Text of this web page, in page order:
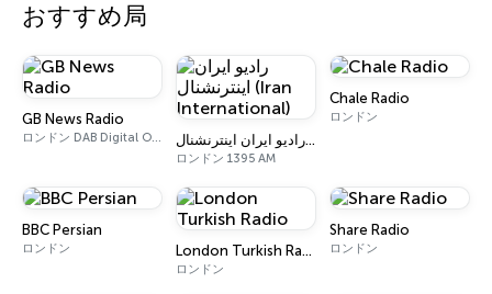
おすすめ局
GB News Radio
ロンドン DAB Digital One (UK) رادیو ایران اینترنشنال (Iran International)
ロンドン 1395 AM
Chale Radio
ロンドン
BBC Persian
ロンドン London Turkish Radio
ロンドン
Share Radio
ロンドン